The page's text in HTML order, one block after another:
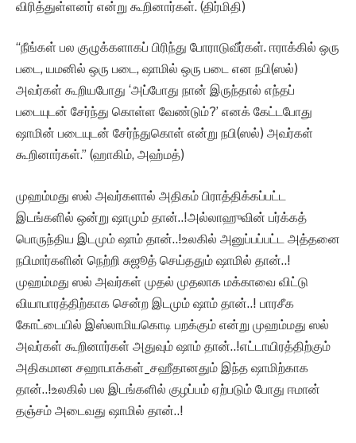
விரித்துள்ளனர் என்று கூறினார்கள். (திர்மிதி)
“நீங்கள் பல குழுக்களாகப் பிரிந்து போராடுவீர்கள். ஈராக்கில் ஒரு
படை, யமனில் ஒரு படை, ஷாமில் ஒரு படை என நபி(ஸல்)
அவர்கள் கூறியபோது ‘அப்போது நான் இருந்தால் எந்தப்
படையுடன் சேர்ந்து கொள்ள வேண்டும்?’ எனக் கேட்டபோது
ஷாமின் படையுடன் சேர்ந்துகொள் என்று நபி(ஸல்) அவர்கள்
கூறினார்கள்.” (ஹாகிம், அஹ்மத்)
முஹம்மது ஸல் அவர்களால் அதிகம் பிராத்திக்கப்பட்ட
இடங்களில் ஒன்று ஷாமும் தான்..!அல்லாஹுவின் பர்க்கத்
பொருந்திய இடமும் ஷாம் தான்..!உலகில் அனுப்பப்பட்ட அத்தனை
நபிமார்களின் நெற்றி சுஜூத் செய்ததும் ஷாமில் தான்..!
முஹம்மது ஸல் அவர்கள் முதல் முதலாக மக்காவை விட்டு
வியாபாரத்திற்காக சென்ற இடமும் ஷாம் தான்..! பாரசீக
கோட்டையில் இஸ்லாமியகொடி பறக்கும் என்று முஹம்மது ஸல்
அவர்கள் கூறினார்கள் அதுவும் ஷாம் தான்..!எட்டாயிரத்திற்கும்
அதிகமான சஹாபாக்கள்_சஹீதானதும் இந்த ஷாமிற்காக
தான்..!உலகில் பல இடங்களில் குழப்பம் ஏற்படும் போது ஈமான்
தஞ்சம் அடைவது ஷாமில் தான்..!